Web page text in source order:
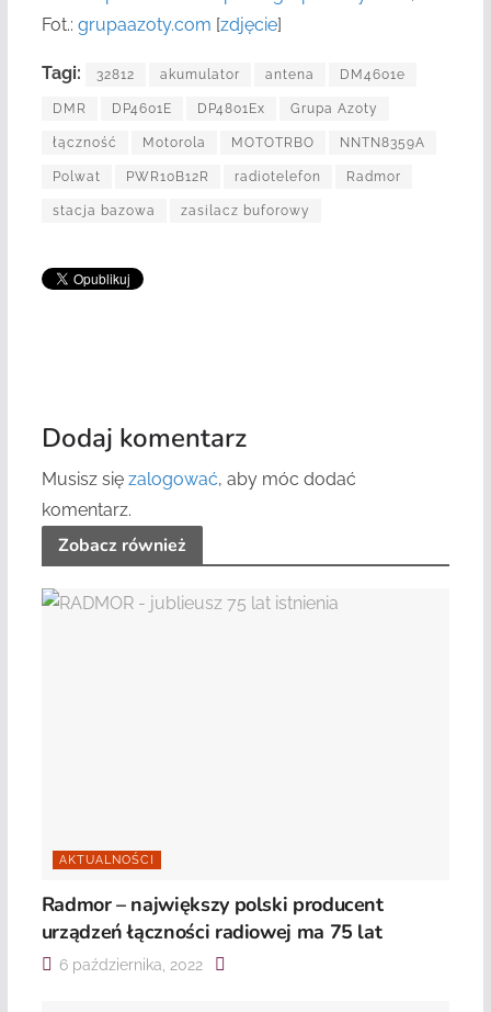
Fot.: grupaazoty.com [zdjęcie]
Tagi: 32812 akumulator antena DM4601e
DMR DP4601E DP4801Ex Grupa Azoty
łączność Motorola MOTOTRBO NNTN8359A
Polwat PWR10B12R radiotelefon Radmor
stacja bazowa zasilacz buforowy
Dodaj komentarz
Musisz się zalogować, aby móc dodać
komentarz.
Zobacz również
AKTUALNOŚCI
Radmor – największy polski producent
urządzeń łączności radiowej ma 75 lat
6 października, 2022